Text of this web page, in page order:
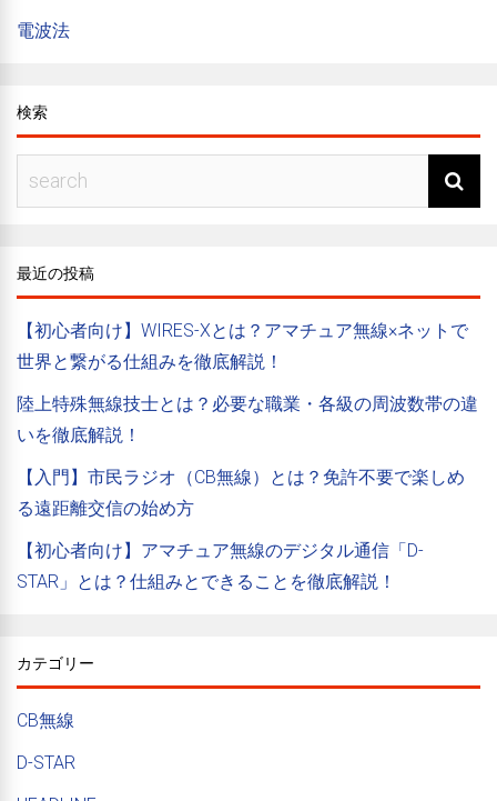
電波法
検索
最近の投稿
【初心者向け】WIRES-Xとは？アマチュア無線×ネットで
世界と繋がる仕組みを徹底解説！
陸上特殊無線技士とは？必要な職業・各級の周波数帯の違
いを徹底解説！
【入門】市民ラジオ（CB無線）とは？免許不要で楽しめ
る遠距離交信の始め方
【初心者向け】アマチュア無線のデジタル通信「D-
STAR」とは？仕組みとできることを徹底解説！
カテゴリー
CB無線
D-STAR